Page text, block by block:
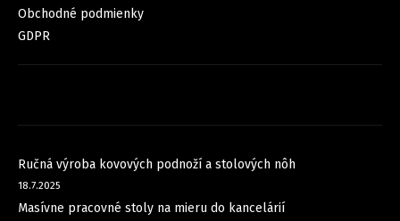
Obchodné podmienky
GDPR
Ručná výroba kovových podnoží a stolových nôh
18.7.2025
Masívne pracovné stoly na mieru do kancelárií